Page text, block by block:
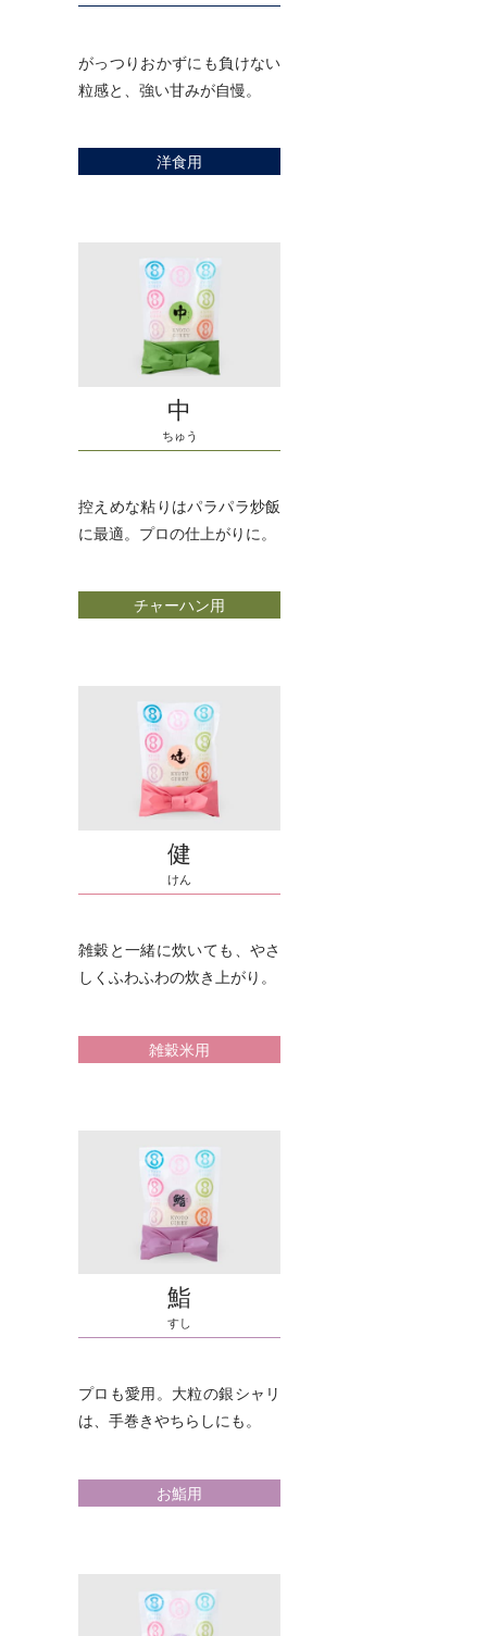
がっつりおかずにも負けない
粒感と、強い甘みが自慢。
洋食用
中
ちゅう
控えめな粘りはパラパラ炒飯
に最適。プロの仕上がりに。
チャーハン用
健
けん
雑穀と一緒に炊いても、やさ
しくふわふわの炊き上がり。
雑穀米用
鮨
すし
プロも愛用。大粒の銀シャリ
は、手巻きやちらしにも。
お鮨用